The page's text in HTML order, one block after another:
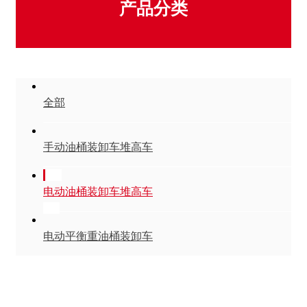
产品分类
全部
手动油桶装卸车堆高车
电动油桶装卸车堆高车
电动平衡重油桶装卸车